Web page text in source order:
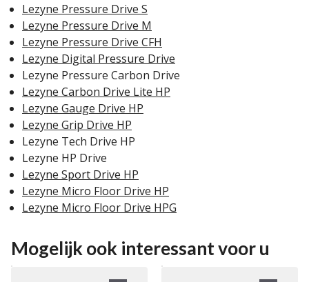
Lezyne Pressure Drive S
Lezyne Pressure Drive M
Lezyne Pressure Drive CFH
Lezyne Digital Pressure Drive
Lezyne Pressure Carbon Drive
Lezyne Carbon Drive Lite HP
Lezyne Gauge Drive HP
Lezyne Grip Drive HP
Lezyne Tech Drive HP
Lezyne HP Drive
Lezyne Sport Drive HP
Lezyne Micro Floor Drive HP
Lezyne Micro Floor Drive HPG
Mogelijk ook interessant voor u